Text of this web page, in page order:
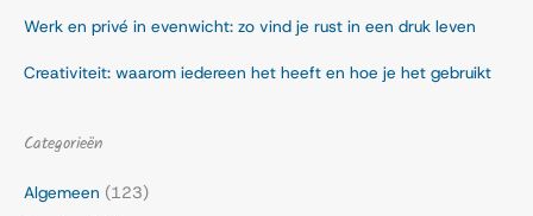
Werk en privé in evenwicht: zo vind je rust in een druk leven
Creativiteit: waarom iedereen het heeft en hoe je het gebruikt
Categorieën
Algemeen (123)